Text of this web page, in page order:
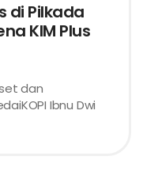
di Pilkada
KIM Plus
dan
Ibnu Dwi